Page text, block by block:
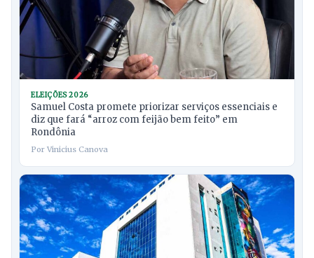
ELEIÇÕES 2026
Samuel Costa promete priorizar serviços essenciais e
diz que fará “arroz com feijão bem feito” em
Rondônia
Por Vinicius Canova